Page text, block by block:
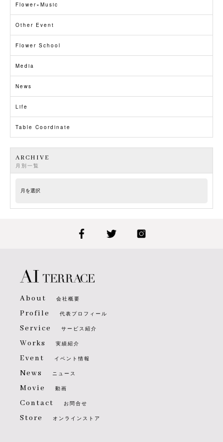
Flower×Music
Other Event
Flower School
Media
News
Life
Table Coordinate
ARCHIVE
月別一覧
About 会社概要
Profile 代表プロフィール
Service サービス紹介
Works 実績紹介
Event イベント情報
News ニュース
Movie 動画
Contact お問合せ
Store オンラインストア